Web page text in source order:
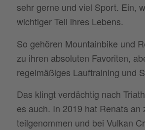
sehr gerne und viel Sport. Ein,
wichtiger Teil ihres Lebens.
So gehören Mountainbike und
zu ihren absoluten Favoriten,
regelmäßiges Lauftraining und
Das klingt verdächtig nach
es auch. In 2019 hat Renata an
teilgenommen und bei Vulkan